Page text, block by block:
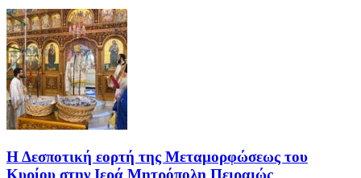
Η Δεσποτική εορτή της Μεταμορφώσεως του
Κυρίου στην Ιερά Μητρόπολη Πειραιώς